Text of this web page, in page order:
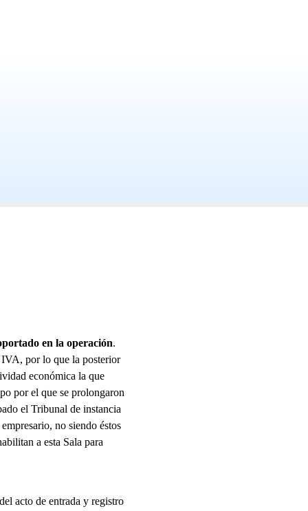
en la operación.
por lo que la posterior
económica la que
por el que se prolongaron
el Tribunal de instancia
no siendo éstos
a esta Sala para
acto de entrada y registro